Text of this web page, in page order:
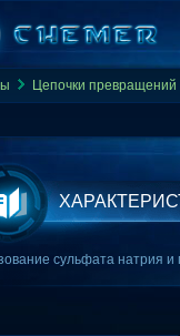
Цепочки превращений
сульфата натрия и